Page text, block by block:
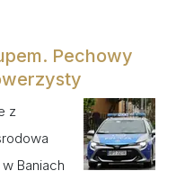
Pechowy
z
Baniach